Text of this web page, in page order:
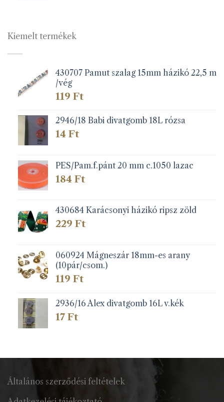
Kiemelt termékek
430707 Pamut szalag 15mm házikó 22,5 m
/vég
119 Ft
2946/18 Babi divatgomb 18L rózsa
14 Ft
PES/Pam.f.pánt 20 mm c.1050 lazac
184 Ft
430684 Karácsonyi házikó ripsz zöld
229 Ft
060924 Mágneszár 18mm-es arany
(10pár/csom.)
119 Ft
2936/16 Alex divatgomb 16L v.kék
17 Ft
Általános szerződési feltételek